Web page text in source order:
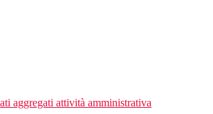
aggregati attività amministrativa